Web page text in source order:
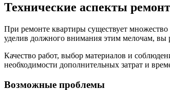
Технические аспекты
При ремонте квартиры существует множество
уделив должного внимания этим мелочам, вы
Качество работ, выбор материалов и
необходимости дополнительных затрат и
Возможные проблемы